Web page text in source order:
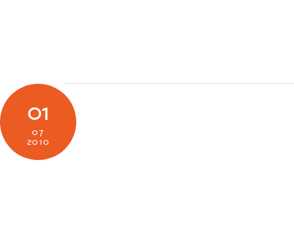
01
07
2010